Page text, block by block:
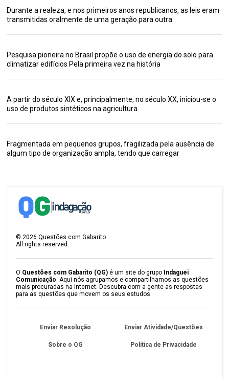
Durante a realeza, e nos primeiros anos republicanos, as leis eram
transmitidas oralmente de uma geração para outra
Pesquisa pioneira no Brasil propõe o uso de energia do solo para
climatizar edifícios Pela primeira vez na história
A partir do século XIX e, principalmente, no século XX, iniciou-se o
uso de produtos sintéticos na agricultura
Fragmentada em pequenos grupos, fragilizada pela ausência de
algum tipo de organização ampla, tendo que carregar
©2026 Questões com Gabarito
All rights reserved.
O Questões com Gabarito (QG) é um site do grupo Indaguei
Comunicação. Aqui nós agrupamos e compartilhamos as questões
mais procuradas na internet. Descubra com a gente as respostas
para as questões que movem os seus estudos.
Enviar Resolução Enviar Atividade/Questões
Sobre o QG Política de Privacidade